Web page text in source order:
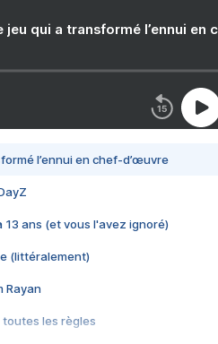
jeu qui a transformé l’ennui en
l’ennui en chef-d’œuvre
13 ans (et vous l'avez ignoré)
(littéralement)
Rayan
toutes les règles